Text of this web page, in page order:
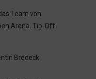
Team von
Arena. Tip-Off
Bredeck